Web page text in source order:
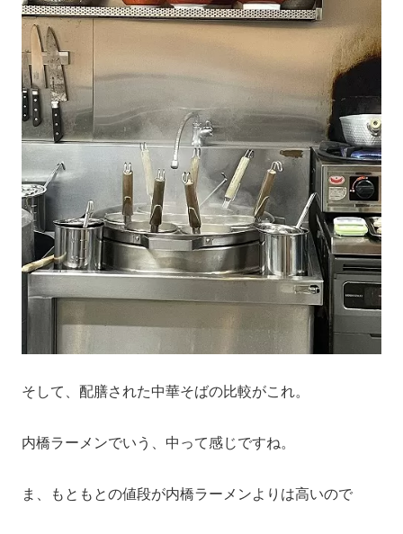
そして、配膳された中華そばの比較がこれ。
内橋ラーメンでいう、中って感じですね。
ま、もともとの値段が内橋ラーメンよりは高いので